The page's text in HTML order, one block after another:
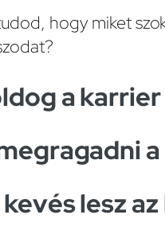
hogy miket
a
lesz